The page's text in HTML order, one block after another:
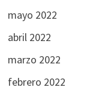
mayo 2022
abril 2022
marzo 2022
febrero 2022